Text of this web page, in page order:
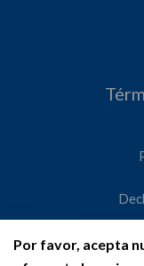
Por favor, acepta